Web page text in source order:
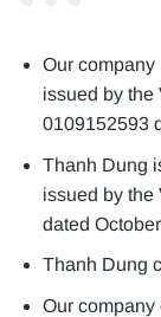
Our
issued by the
0109152593
Thanh Dung
issued by the
dated
Thanh Dung
Our company